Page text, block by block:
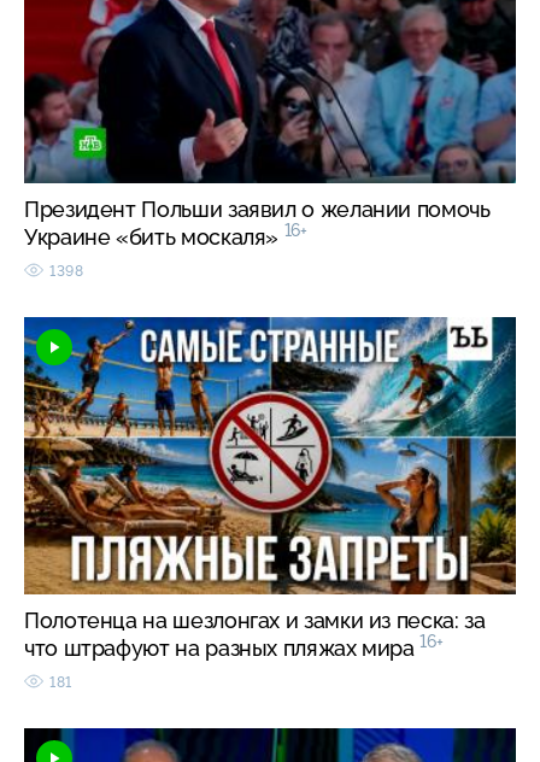
Президент Польши заявил о желании помочь
Украине «бить москаля» 16+
1398
Полотенца на шезлонгах и замки из песка: за
что штрафуют на разных пляжах мира 16+
181